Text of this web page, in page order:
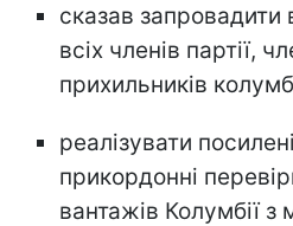
сказав запровадити
всіх членів партії,
прихильників
реалізувати
прикордонні
вантажів Колумбії з